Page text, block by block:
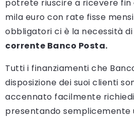
potrete riuscire a ricevere fin
mila euro con rate fisse
obbligatori ci è la necessità
corrente Banco Posta.
Tutti i finanziamenti che
disposizione dei suoi clienti
accennato facilmente
presentando semplicemente